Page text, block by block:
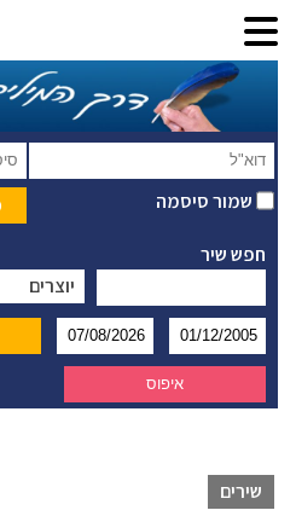
שמור סיסמה
חפש שיר
יוצרים
שירים